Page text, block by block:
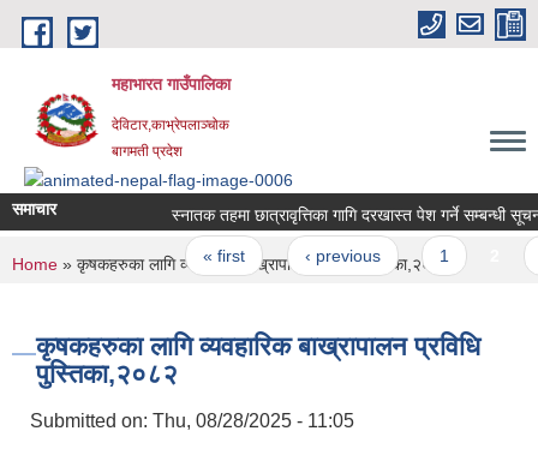
Skip to main content
महाभारत गाउँपालिका
देविटार,काभ्रेपलाञ्चोक
बागमती प्रदेश
समाचार स्‍नातक तहमा छात्रावृत्तिका गागि दरखास्त पेश गर्ने सम्बन्धी
Pages
« first ‹ previous
You are here
Home » कृषकहरुका लागि व्यवहारिक बाख्रापालन प्रविधि पुस्तिका,२०८२
कृषकहरुका लागि व्यवहारिक बाख्रापालन प्रविधि
पुस्तिका,२०८२
Submitted on: Thu, 08/28/2025 - 11:05